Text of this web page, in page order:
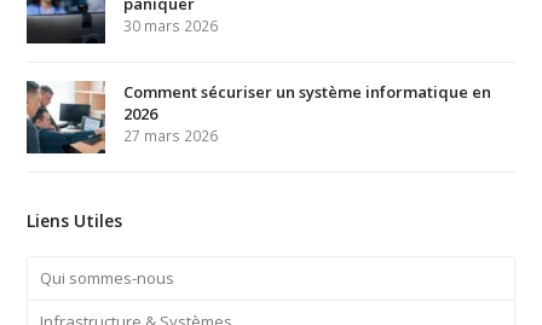
30 mars 2026
Comment sécuriser un système informatique en
2026
27 mars 2026
Liens Utiles
Qui sommes-nous